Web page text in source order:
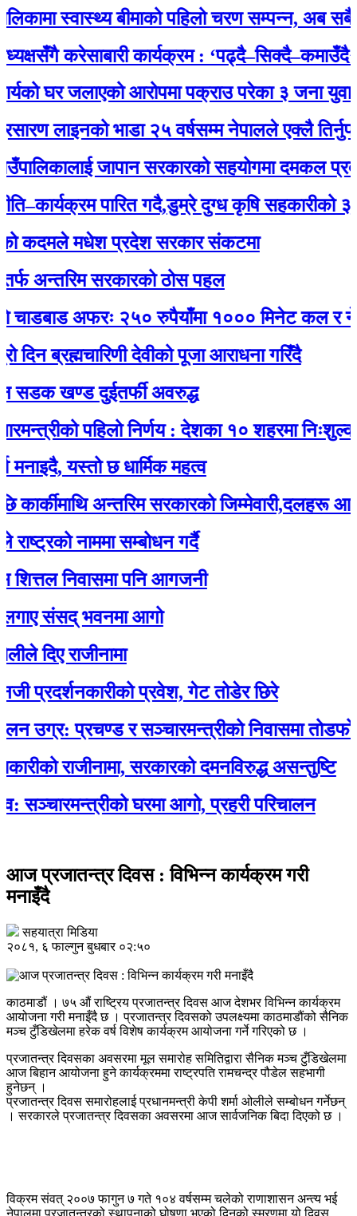
स्वास्थ्य बीमाको पहिलो चरण सम्पन्न, अब सबै
करेसाबारी कार्यक्रम : ‘पढ्दै–सिक्दै–कमाउँदै’
घर जलाएको आरोपमा पक्राउ परेका ३ जना
लाइनको भाडा २५ वर्षसम्म नेपालले एक्‍लै तिर्नुपर्ने’
जापान सरकारको सहयोगमा दमकल प्रदान
पारित गदै,डुम्रे दुग्ध कृषि सहकारीको ३२ औं
मधेश प्रदेश सरकार संकटमा
सरकारको ठोस पहल
अफरः २५० रुपैयाँमा १००० मिनेट कल र नेट
ब्रह्मचारिणी देवीको पूजा आराधना गरिँदै
खण्ड दुईतर्फी अवरुद्ध
पहिलो निर्णय : देशका १० शहरमा निःशुल्क
यस्तो छ धार्मिक महत्व
अन्तरिम सरकारको जिम्मेवारी,दलहरू
नाममा सम्बोधन गर्दै
निवासमा पनि आगजनी
संसद् भवनमा आगो
राजीनामा
प्रवेश, गेट तोडेर छिरे
प्रचण्ड र सञ्चारमन्त्रीको निवासमा तोडफोड र
राजीनामा, सरकारको दमनविरुद्ध असन्तुष्टि
घरमा आगो, प्रहरी परिचालन
आज प्रजातन्त्र दिवस : विभिन्न कार्यक्रम गरी
मनाइँदै
सहयात्रा मिडिया
२०८१, ६ फाल्गुन बुधबार ०२:५०
काठमाडौं । ७५ औं राष्ट्रिय प्रजातन्त्र दिवस आज देशभर विभिन्न कार्यक्रम
आयोजना गरी मनाइँदै छ । प्रजातन्त्र दिवसको उपलक्ष्यमा काठमाडौंको सैनिक
मञ्च टुँडिखेलमा हरेक वर्ष विशेष कार्यक्रम आयोजना गर्ने गरिएको छ ।
प्रजातन्त्र दिवसका अवसरमा मूल समारोह समितिद्वारा सैनिक मञ्च टुँडिखेलमा
आज बिहान आयोजना हुने कार्यक्रममा राष्ट्रपति रामचन्द्र पौडेल सहभागी
हुनेछन् ।
प्रजातन्त्र दिवस समारोहलाई प्रधानमन्त्री केपी शर्मा ओलीले सम्बोधन गर्नेछन्
। सरकारले प्रजातन्त्र दिवसका अवसरमा आज सार्वजनिक बिदा दिएको छ ।
विक्रम संवत् २००७ फागुन ७ गते १०४ वर्षसम्म चलेको राणाशासन अन्त्य भई